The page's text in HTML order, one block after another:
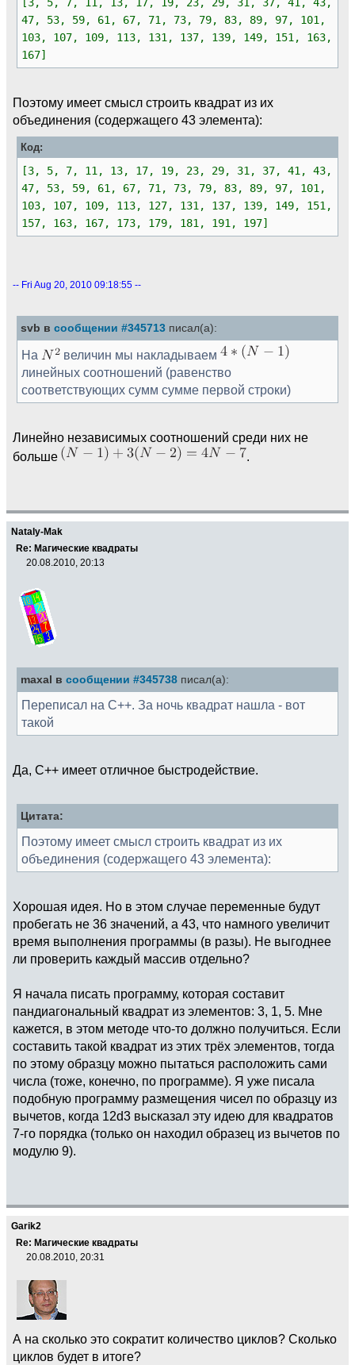
47, 53, 59, 61, 67, 71, 73, 79, 83, 89, 97, 101,
103, 107, 109, 113, 131, 137, 139, 149, 151, 163,
167]
Поэтому имеет смысл строить квадрат из их
объединения (содержащего 43 элемента):
Код:
[3, 5, 7, 11, 13, 17, 19, 23, 29, 31, 37, 41, 43,
47, 53, 59, 61, 67, 71, 73, 79, 83, 89, 97, 101,
103, 107, 109, 113, 127, 131, 137, 139, 149, 151,
157, 163, 167, 173, 179, 181, 191, 197]
-- Fri Aug 20, 2010 09:18:55 --
svb в сообщении #345713 писал(а):
На
величин мы накладываем
линейных соотношений (равенство
соответствующих сумм сумме первой строки)
Линейно независимых соотношений среди них не
больше
.
Nataly-Mak
Re: Магические квадраты
20.08.2010, 20:13
maxal в сообщении #345738 писал(а):
Переписал на C++. За ночь квадрат нашла - вот
такой
Да, С++ имеет отличное быстродействие.
Цитата:
Поэтому имеет смысл строить квадрат из их
объединения (содержащего 43 элемента):
Хорошая идея. Но в этом случае переменные будут
пробегать не 36 значений, а 43, что намного увеличит
время выполнения программы (в разы). Не выгоднее
ли проверить каждый массив отдельно?
Я начала писать программу, которая составит
пандиагональный квадрат из элементов: 3, 1, 5. Мне
кажется, в этом методе что-то должно получиться. Если
составить такой квадрат из этих трёх элементов, тогда
по этому образцу можно пытаться расположить сами
числа (тоже, конечно, по программе). Я уже писала
подобную программу размещения чисел по образцу из
вычетов, когда 12d3 высказал эту идею для квадратов
7-го порядка (только он находил образец из вычетов по
модулю 9).
Garik2
Re: Магические квадраты
20.08.2010, 20:31
А на сколько это сократит количество циклов? Сколько
циклов будет в итоге?